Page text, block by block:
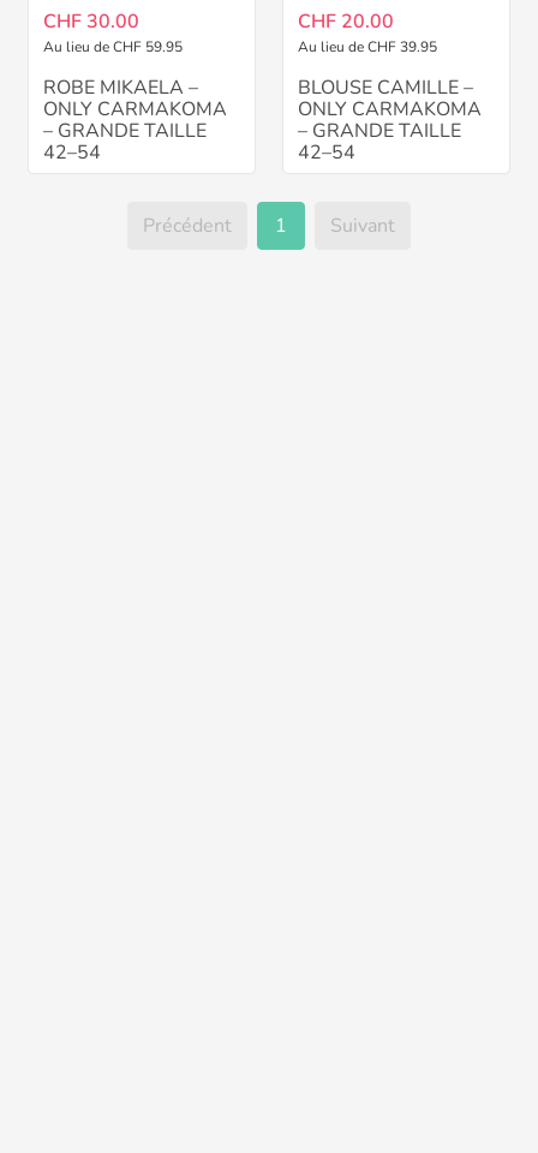
CHF 30.00
Au lieu de CHF 59.95
ROBE MIKAELA –
ONLY CARMAKOMA
– GRANDE TAILLE
42–54
CHF 20.00
Au lieu de CHF 39.95
BLOUSE CAMILLE –
ONLY CARMAKOMA
– GRANDE TAILLE
42–54
Précédent 1 Suivant